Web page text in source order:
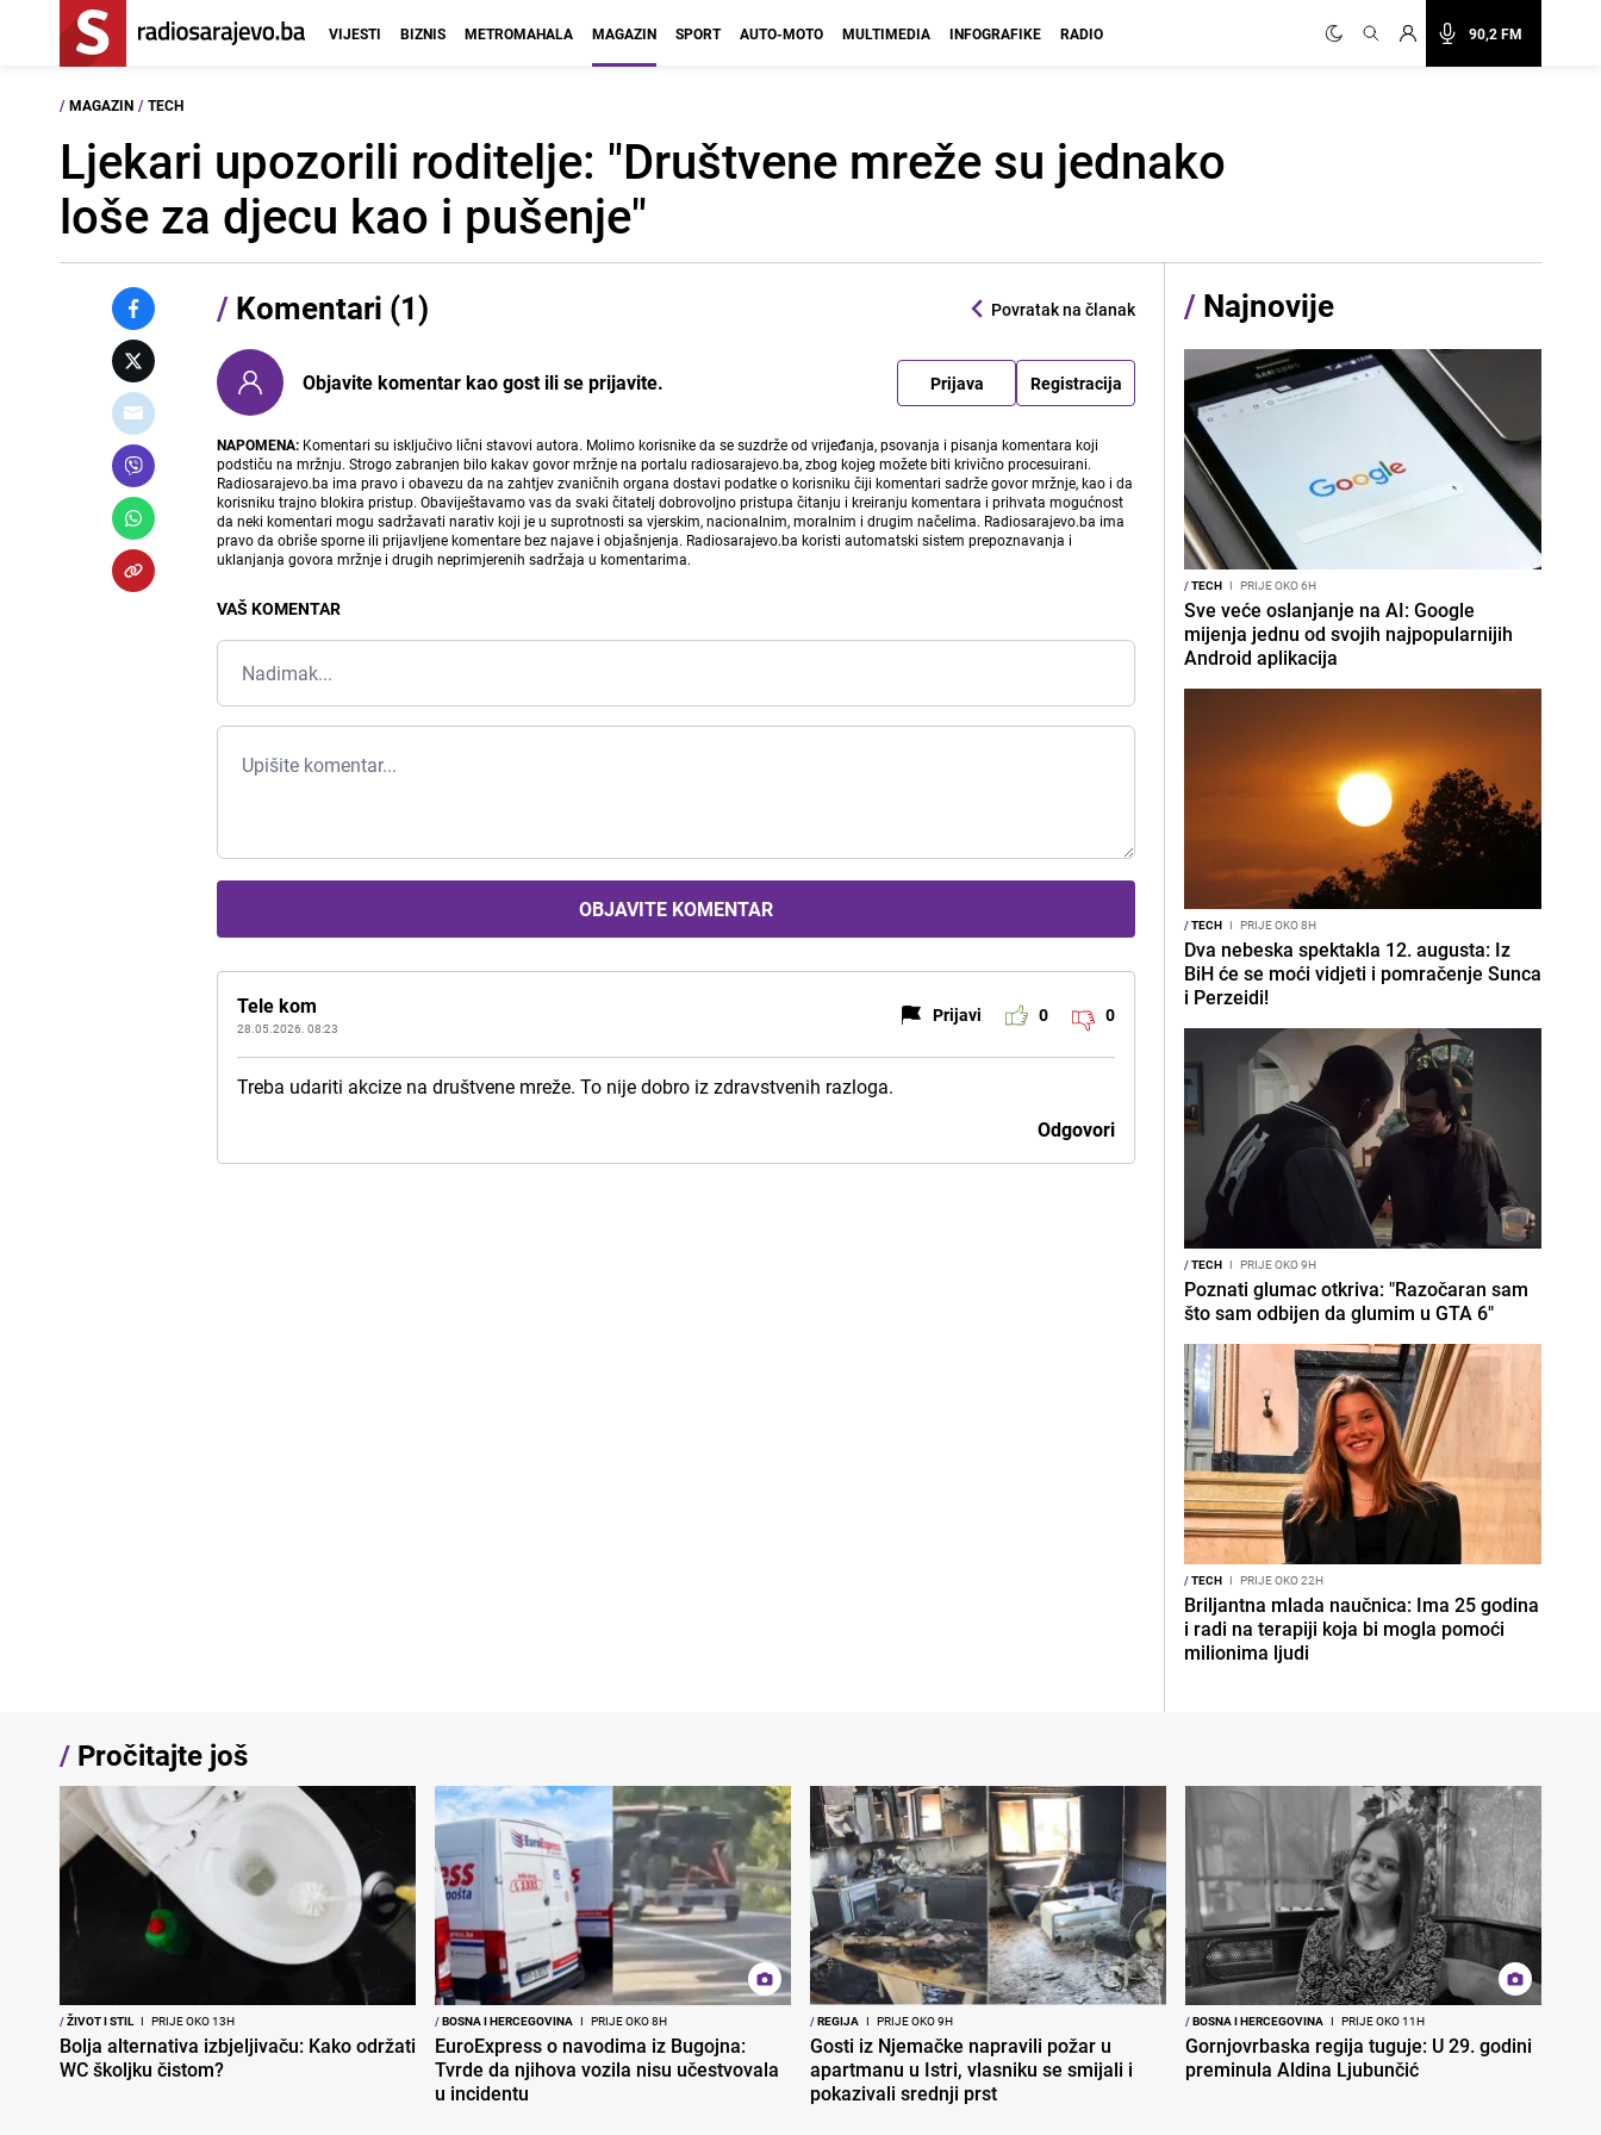
90,2 FM
VIJESTI BIZNIS METROMAHALA MAGAZIN SPORT AUTO-MOTO MULTIMEDIA INFOGRAFIKE RADIO
/ MAGAZIN / TECH
Ljekari upozorili roditelje: "Društvene mreže su jednako
loše za djecu kao i pušenje"
/ Komentari (1) Povratak na članak
Objavite komentar kao gost ili se prijavite. Prijava Registracija
NAPOMENA: Komentari su isključivo lični stavovi autora. Molimo korisnike da se suzdrže od vrijeđanja, psovanja i pisanja komentara koji
podstiču na mržnju. Strogo zabranjen bilo kakav govor mržnje na portalu radiosarajevo.ba, zbog kojeg možete biti krivično procesuirani.
Radiosarajevo.ba ima pravo i obavezu da na zahtjev zvaničnih organa dostavi podatke o korisniku čiji komentari sadrže govor mržnje, kao i da
korisniku trajno blokira pristup. Obaviještavamo vas da svaki čitatelj dobrovoljno pristupa čitanju i kreiranju komentara i prihvata mogućnost
da neki komentari mogu sadržavati narativ koji je u suprotnosti sa vjerskim, nacionalnim, moralnim i drugim načelima. Radiosarajevo.ba ima
pravo da obriše sporne ili prijavljene komentare bez najave i objašnjenja. Radiosarajevo.ba koristi automatski sistem prepoznavanja i
uklanjanja govora mržnje i drugih neprimjerenih sadržaja u komentarima.
VAŠ KOMENTAR
OBJAVITE KOMENTAR
Tele kom
28.05.2026. 08:23
Prijavi 0 0
Treba udariti akcize na društvene mreže. To nije dobro iz zdravstvenih razloga.
Odgovori
/ Najnovije
/TECH I PRIJE OKO 6H
Sve veće oslanjanje na AI: Google
mijenja jednu od svojih najpopularnijih
Android aplikacija
/TECH I PRIJE OKO 8H
Dva nebeska spektakla 12. augusta: Iz
BiH će se moći vidjeti i pomračenje Sunca
i Perzeidi!
/TECH I PRIJE OKO 9H
Poznati glumac otkriva: "Razočaran sam
što sam odbijen da glumim u GTA 6"
/TECH I PRIJE OKO 22H
Briljantna mlada naučnica: Ima 25 godina
i radi na terapiji koja bi mogla pomoći
milionima ljudi
/ Pročitajte još
/ŽIVOT I STIL I PRIJE OKO 13H
Bolja alternativa izbjeljivaču: Kako održati
WC školjku čistom?
/BOSNA I HERCEGOVINA I PRIJE OKO 8H
EuroExpress o navodima iz Bugojna:
Tvrde da njihova vozila nisu učestvovala
u incidentu
/REGIJA I PRIJE OKO 9H
Gosti iz Njemačke napravili požar u
apartmanu u Istri, vlasniku se smijali i
pokazivali srednji prst
/BOSNA I HERCEGOVINA I PRIJE OKO 11H
Gornjovrbaska regija tuguje: U 29. godini
preminula Aldina Ljubunčić